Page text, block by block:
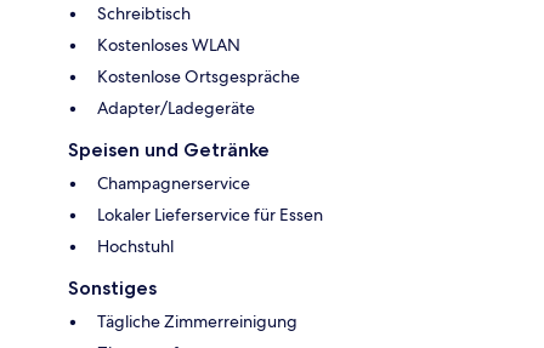
Schreibtisch
Kostenloses WLAN
Kostenlose Ortsgespräche
Adapter/Ladegeräte
Speisen und Getränke
Champagnerservice
Lokaler Lieferservice für Essen
Hochstuhl
Sonstiges
Tägliche Zimmerreinigung